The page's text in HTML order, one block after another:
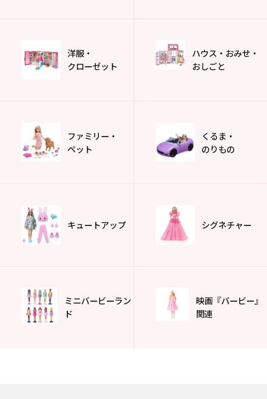
洋服・
クローゼット
ハウス・おみせ・
おしごと
ファミリー・
ペット
くるま・
のりもの
キュートアップ シグネチャー
ミニバービーラン
ド
映画『バービー』
関連